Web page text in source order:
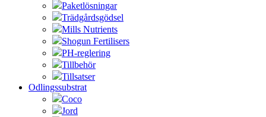
Paketlösningar
Trädgårdsgödsel
Mills Nutrients
Shogun Fertilisers
PH-reglering
Tillbehör
Tillsatser
Odlingssubstrat
Coco
Jord